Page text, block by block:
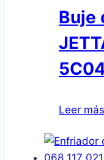
Buje
Leer más